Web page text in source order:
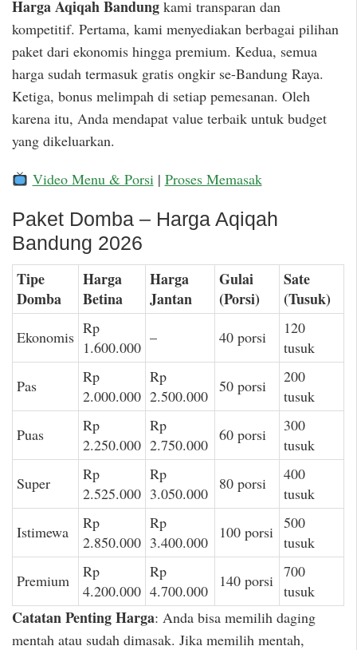
Harga Aqiqah Bandung kami transparan dan
kompetitif. Pertama, kami menyediakan berbagai pilihan
paket dari ekonomis hingga premium. Kedua, semua
harga sudah termasuk gratis ongkir se-Bandung Raya.
Ketiga, bonus melimpah di setiap pemesanan. Oleh
karena itu, Anda mendapat value terbaik untuk budget
yang dikeluarkan.
Video Menu & Porsi| Proses Memasak
Paket Domba – Harga Aqiqah
Bandung 2026
Tipe
Domba
Harga
Betina
Harga
Jantan
Gulai
(Porsi)
Sate
(Tusuk)
Ekonomis Rp
1.600.000
– 40 porsi
120
tusuk
Pas
Rp
2.000.000
Rp
2.500.000
50 porsi
200
tusuk
Puas
Rp
2.250.000
Rp
2.750.000
60 porsi
300
tusuk
Super
Rp
2.525.000
Rp
3.050.000
80 porsi
400
tusuk
Istimewa
Rp
2.850.000
Rp
3.400.000
100 porsi 500
tusuk
Premium
Rp
4.200.000
Rp
4.700.000
140 porsi 700
tusuk
Catatan Penting Harga: Anda bisa memilih daging
mentah atau sudah dimasak. Jika memilih mentah,